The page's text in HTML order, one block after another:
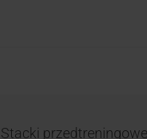
Stacki przedtreningowe